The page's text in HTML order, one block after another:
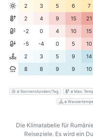
2 3 5 6 7
2
4 9 15 21
-2
0 4 10 15
-5
-4 0 5 10
2
3 5 9 14
8
8 9 9 10
ø Sonnenstunden/Tag ø Max.
ø
Die Klimatabelle für
Reiseziele. Es wird ein